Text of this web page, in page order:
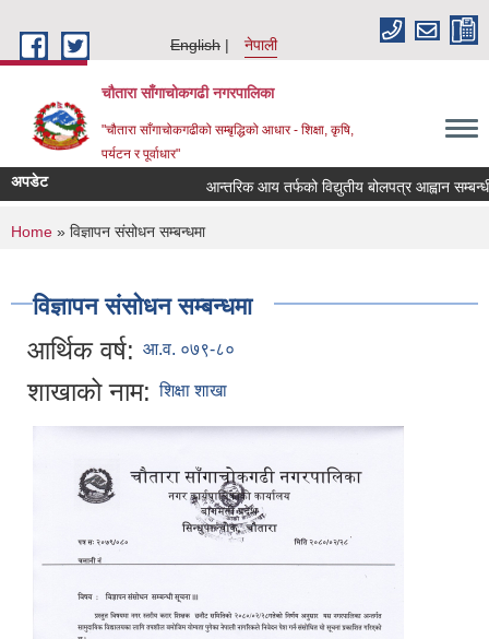
English
नेपाली
चौतारा साँगाचोकगढी नगरपालिका
"चौतारा साँगाचोकगढीको सम्बृद्धिको आधार - शिक्षा, कृषि,
पर्यटन र पूर्वाधार"
अपडेट आन्तरिक आय तर्फको विद्युतीय बोलपत्र आह्वान सम्बन्धी
You are here
Home » विज्ञापन संसोधन सम्बन्धमा
विज्ञापन संसोधन सम्बन्धमा
आर्थिक वर्ष: आ.व. ०७९-८०
शाखाको नाम: शिक्षा शाखा